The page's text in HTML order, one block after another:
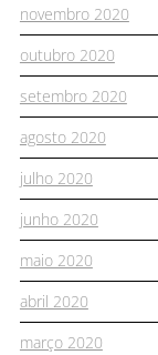
novembro 2020
outubro 2020
setembro 2020
agosto 2020
julho 2020
junho 2020
maio 2020
abril 2020
março 2020